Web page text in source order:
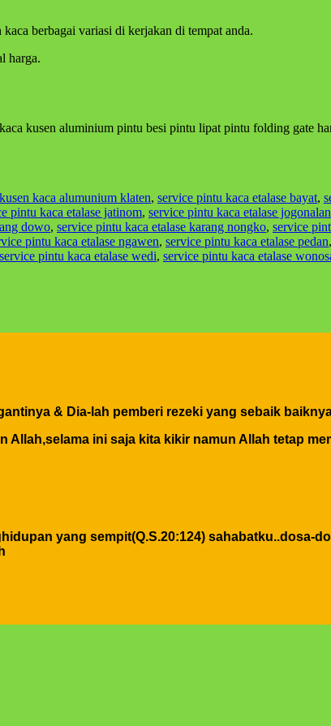
berbagai variasi di kerjakan di tempat anda.
harga.
kusen aluminium pintu besi pintu lipat pintu folding gate
kaca alumunium klaten, service pintu kaca etalase bayat,
pintu kaca etalase jatinom, service pintu kaca etalase jogonalan
dowo, service pintu kaca etalase karang nongko, service
pintu kaca etalase ngawen, service pintu kaca etalase pedan,
service pintu kaca etalase wedi, service pintu kaca etalase
& Dia-lah pemberi rezeki yang sebaik
ini saja kita kikir namun Allah tetap
yang sempit(Q.S.20:124) sahabatku..dosa-